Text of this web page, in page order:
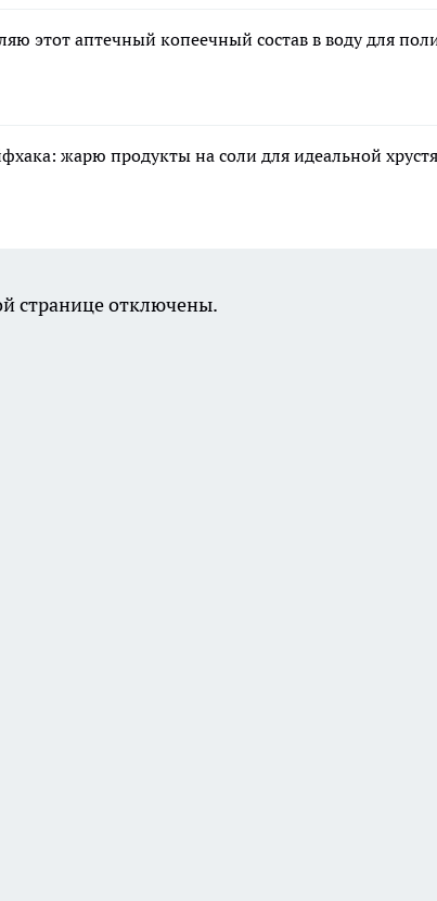
этот аптечный копеечный состав в воду для
жарю продукты на соли для идеальной
странице отключены.